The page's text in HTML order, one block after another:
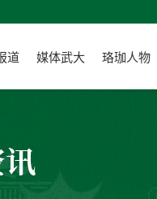
道 媒体武大 珞珈人物